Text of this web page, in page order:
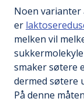
Noen varianter
er
melken vil
smaker søtere
dermed søtere
På denne